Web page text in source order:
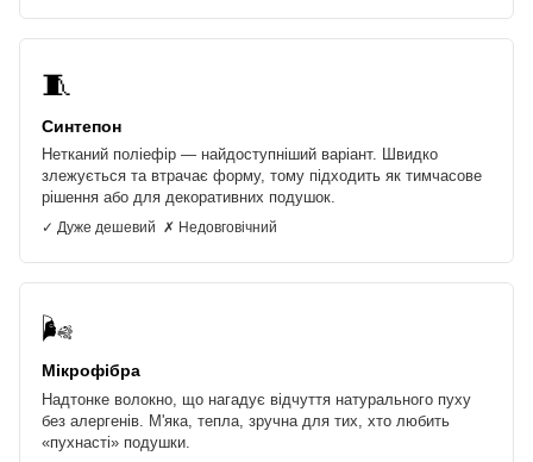
🧵
Синтепон
Нетканий поліефір — найдоступніший варіант. Швидко
злежується та втрачає форму, тому підходить як тимчасове
рішення або для декоративних подушок.
✓ Дуже дешевий ✗ Недовговічний
🌬️
Мікрофібра
Надтонке волокно, що нагадує відчуття натурального пуху
без алергенів. М'яка, тепла, зручна для тих, хто любить
«пухнасті» подушки.